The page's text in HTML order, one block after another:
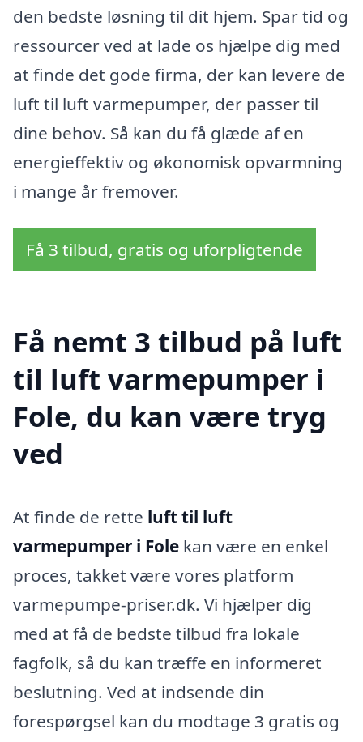
den bedste løsning til dit hjem. Spar tid og
ressourcer ved at lade os hjælpe dig med
at finde det gode firma, der kan levere de
luft til luft varmepumper, der passer til
dine behov. Så kan du få glæde af en
energieffektiv og økonomisk opvarmning
i mange år fremover.
Få 3 tilbud, gratis og uforpligtende
Få nemt 3 tilbud på luft
til luft varmepumper i
Fole, du kan være tryg
ved
At finde de rette luft til luft
varmepumper i Fole kan være en enkel
proces, takket være vores platform
varmepumpe-priser.dk. Vi hjælper dig
med at få de bedste tilbud fra lokale
fagfolk, så du kan træffe en informeret
beslutning. Ved at indsende din
forespørgsel kan du modtage 3 gratis og